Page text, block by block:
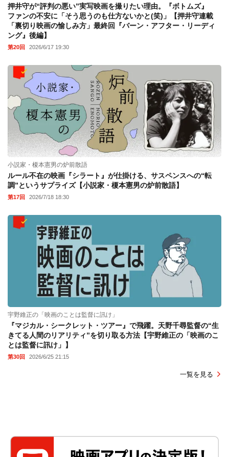
押井守が“評判の悪い”実写映画を撮りたい理由。『ボトムズ』
ファンの不安に「そう思うのも仕方ないかと(笑)」【押井守連載
「裏切り映画の愉しみ方」最終回『バーン・アフター・リーディ
ング』後編】
第20回 2026/6/17 19:30
小説家・榎本憲男の炉前散語
ルール不在の映画『シラート』が仕掛ける、サスペンスへの“転
調”というサプライズ【小説家・榎本憲男の炉前散語】
第17回 2026/7/18 18:30
宇野維正の「映画のことは監督に訊け」
『マジカル・シークレット・ツアー』で飛躍。天野千尋監督の“生
きてる人間のリアリティ”を切り取る方法【宇野維正の「映画のこ
とは監督に訊け」】
第30回 2026/6/25 21:15
一覧を見る